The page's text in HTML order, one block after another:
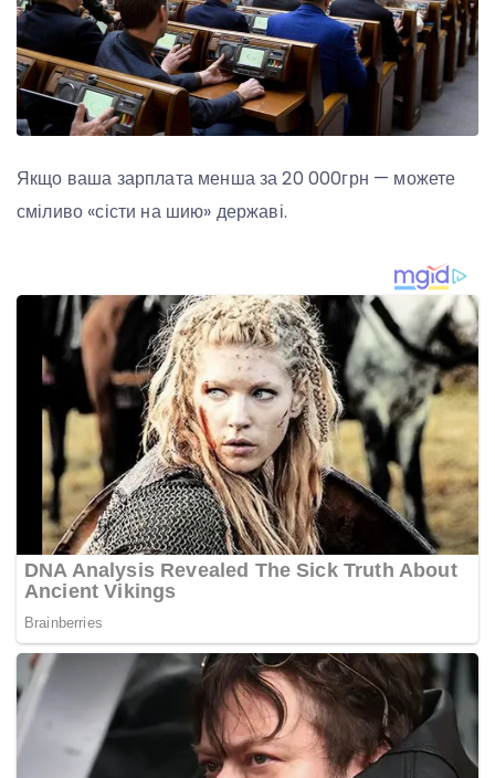
Якщо ваша зарплата менша за 20 000грн — можете
сміливо «сісти на шию» державі.